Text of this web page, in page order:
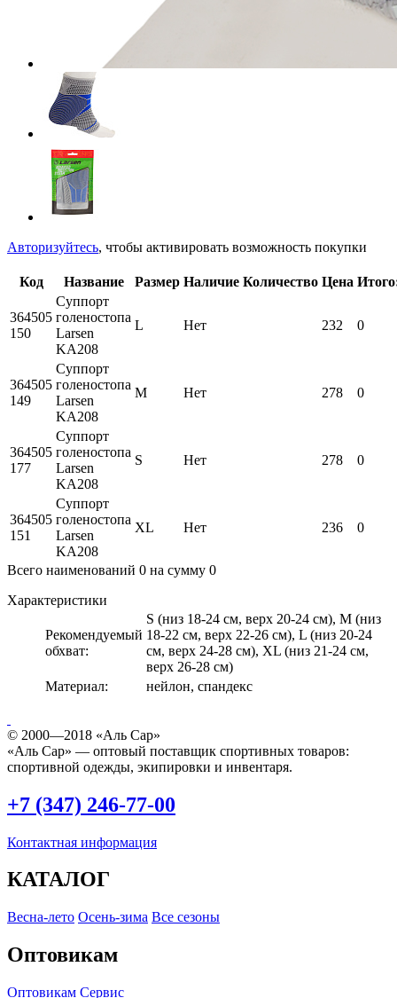
Авторизуйтесь, чтобы активировать возможность покупки
Код Название Размер Наличие Количество Цена
364505
150
Суппорт
голеностопа
Larsen
KA208
L Нет 232 0
364505
149
Суппорт
голеностопа
Larsen
KA208
M Нет 278 0
364505
177
Суппорт
голеностопа
Larsen
KA208
S Нет 278 0
364505
151
Суппорт
голеностопа
Larsen
KA208
XL Нет 236 0
Всего наименований 0 на сумму 0
Характеристики
Рекомендуемый
обхват:
S (низ 18-24 см, верх 20-24 см), М (низ
18-22 см, верх 22-26 см), L (низ 20-24
см, верх 24-28 см), XL (низ 21-24 см,
верх 26-28 см)
Материал:
нейлон, спандекс
© 2000—2018 «Аль Сар»
«Аль Сар» — оптовый поставщик спортивных товаров:
спортивной одежды, экипировки и инвентаря.
+7 (347) 246-77-00
Контактная информация
КАТАЛОГ
Весна-лето Осень-зима Все сезоны
Оптовикам
Оптовикам Сервис